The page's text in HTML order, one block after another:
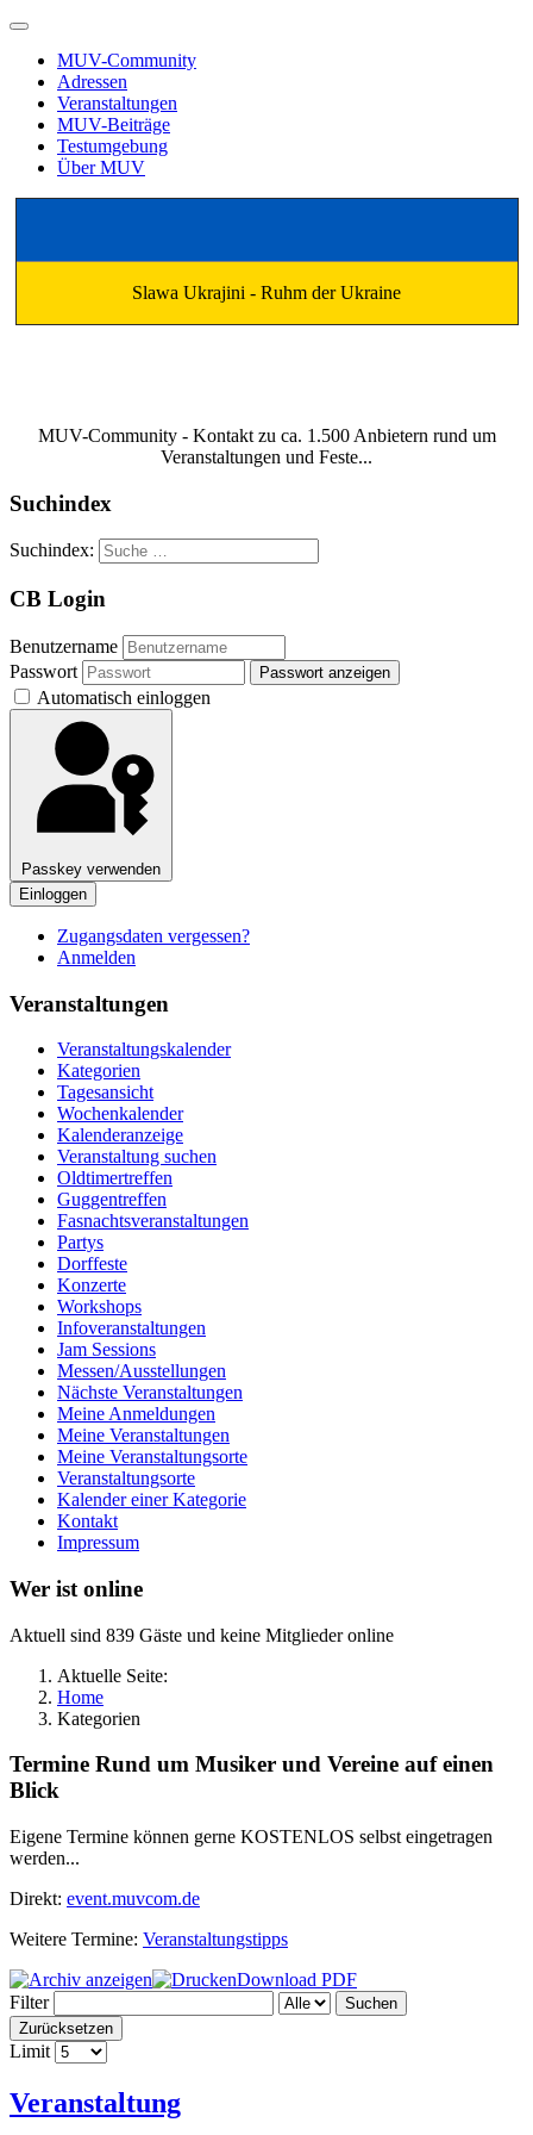
MUV-Community
Adressen
Veranstaltungen
MUV-Beiträge
Testumgebung
Über MUV
Slawa Ukrajini - Ruhm der Ukraine
MUV-Community - Kontakt zu ca. 1.500 Anbietern rund um
Veranstaltungen und Feste...
Suchindex
Suchindex:
CB Login
Benutzername
Passwort
Passwort anzeigen
Automatisch einloggen
Passkey verwenden
Einloggen
Zugangsdaten vergessen?
Anmelden
Veranstaltungen
Veranstaltungskalender
Kategorien
Tagesansicht
Wochenkalender
Kalenderanzeige
Veranstaltung suchen
Oldtimertreffen
Guggentreffen
Fasnachtsveranstaltungen
Partys
Dorffeste
Konzerte
Workshops
Infoveranstaltungen
Jam Sessions
Messen/Ausstellungen
Nächste Veranstaltungen
Meine Anmeldungen
Meine Veranstaltungen
Meine Veranstaltungsorte
Veranstaltungsorte
Kalender einer Kategorie
Kontakt
Impressum
Wer ist online
Aktuell sind 839 Gäste und keine Mitglieder online
Aktuelle Seite:
Home
Kategorien
Termine Rund um Musiker und Vereine auf einen
Blick
Eigene Termine können gerne KOSTENLOS selbst eingetragen
werden...
Direkt: event.muvcom.de
Weitere Termine: Veranstaltungstipps
Download PDF
Filter
Suchen
Zurücksetzen
Limit
Veranstaltung